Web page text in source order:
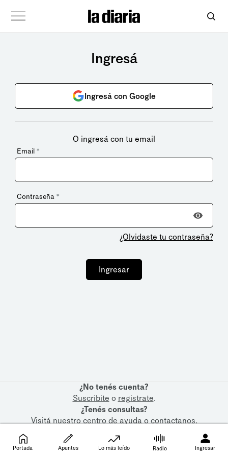
Ingresá
Ingresá con Google
O ingresá con tu email
Email *
Contraseña *
¿Olvidaste tu contraseña?
Ingresar
¿No tenés cuenta?
Suscribite o registrate.
¿Tenés consultas?
Visitá nuestrocentro de ayudaocontactanos.
Portada Apuntes Lo más leído Radio Ingresar